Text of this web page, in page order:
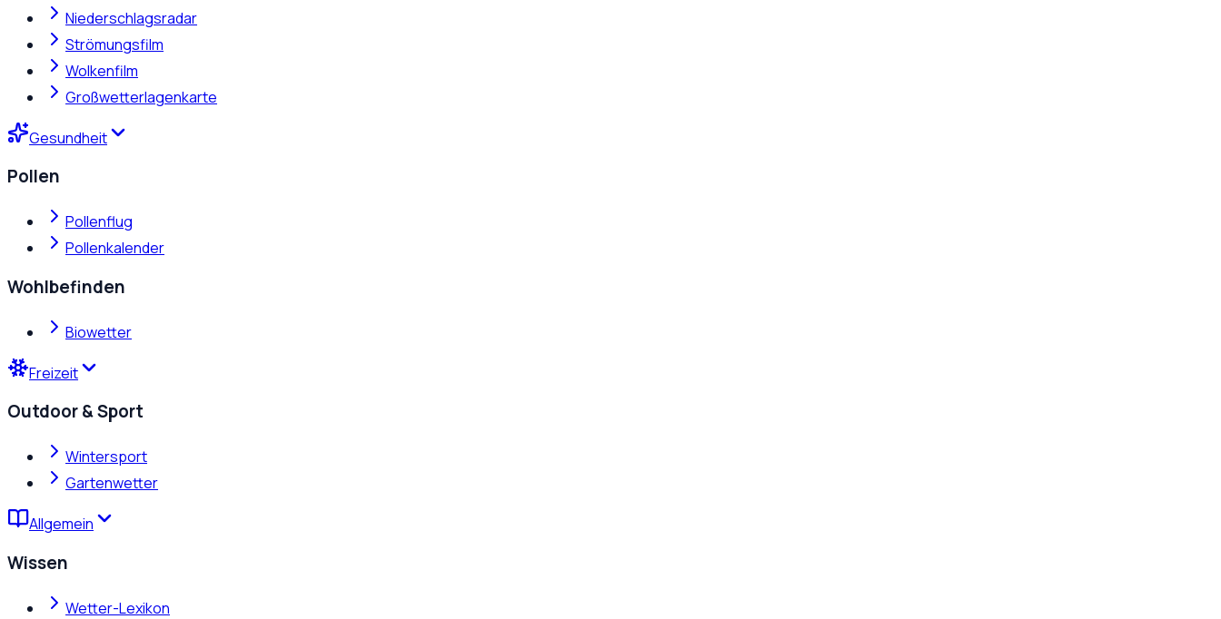
Niederschlagsradar
Strömungsfilm
Wolkenfilm
Großwetterlagenkarte
Gesundheit
Pollen
Pollenflug
Pollenkalender
Wohlbefinden
Biowetter
Freizeit
Outdoor & Sport
Wintersport
Gartenwetter
Allgemein
Wissen
Wetter-Lexikon